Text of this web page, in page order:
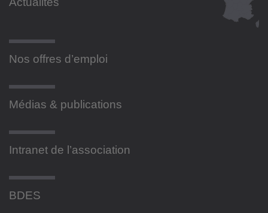
Nos offres d’emploi
Médias & publications
Intranet de l’association
BDES